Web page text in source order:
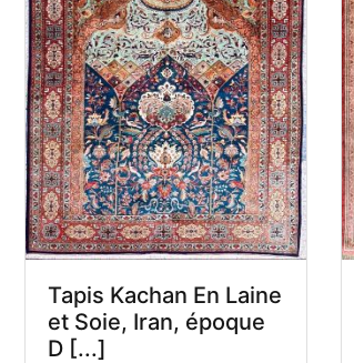
Tapis Kachan En Laine
et Soie, Iran, époque
D [...]